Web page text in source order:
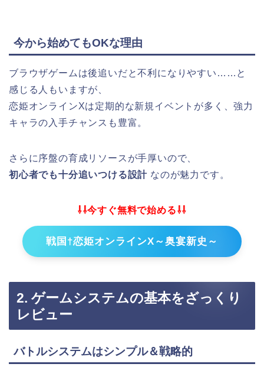
今から始めてもOKな理由
ブラウザゲームは後追いだと不利になりやすい……と
感じる人もいますが、
恋姫オンラインXは定期的な新規イベントが多く、強力
キャラの入手チャンスも豊富。
さらに序盤の育成リソースが手厚いので、
初心者でも十分追いつける設計 なのが魅力です。
⇩⇩今すぐ無料で始める⇩⇩
戦国†恋姫オンラインX～奥宴新史～
2. ゲームシステムの基本をざっくり
レビュー
バトルシステムはシンプル＆戦略的